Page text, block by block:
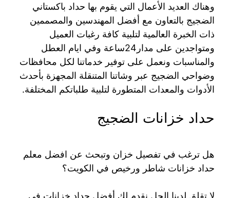
وهناك العديد الأعمال التي يقوم بها حداد باكستاني
الضجيج بالتعاون مع أفضل المهندسين والمصممين
ذات الخبرة العالمية لتلبية كافة رغبات العميل
ومتواجدين على مدار24ساعة وفي ايام العطل
والمناسبات ونعمل على توفير خدماتنا لكل محافظات
وضواحي الضجيج عبر وشاتنا المتنقلة المجهزة بأحدث
الأدوات والمعدات المتطورة لتلبية طلباتكم المختلفة.
حداد خزانات الضجيج
هل ترغب في تفصيل خزان وتبحث عن افضل معلم
حداد خزانات شاطر ورخيص في الكويت؟
لا تقلق لدينا الحل نقدم لك أفضل حداد خزانات في